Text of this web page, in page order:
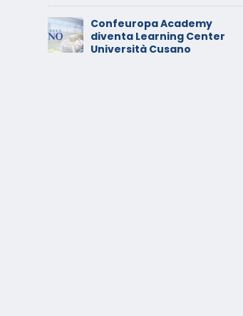
Confeuropa Academy
diventa Learning Center
Università Cusano